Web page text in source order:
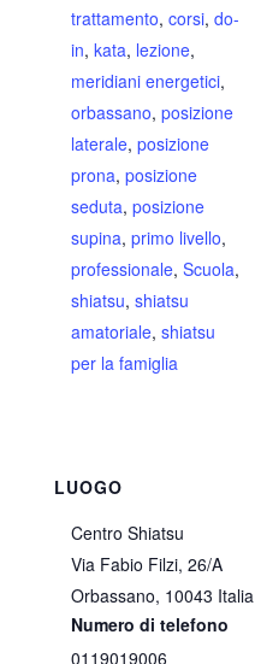
trattamento, corsi, do-
in, kata, lezione,
meridiani energetici,
orbassano, posizione
laterale, posizione
prona, posizione
seduta, posizione
supina, primo livello,
professionale, Scuola,
shiatsu, shiatsu
amatoriale, shiatsu
per la famiglia
LUOGO
Centro Shiatsu
Via Fabio Filzi, 26/A
Orbassano, 10043 Italia
Numero di telefono
0119019006